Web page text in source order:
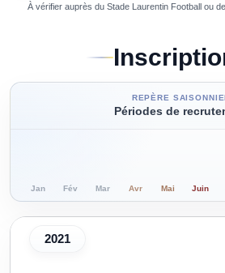
À vérifier auprès du Stade Laurentin Football ou
REPÈRE
Périodes de
Jan Fév Mar Avr Mai Juin
2021